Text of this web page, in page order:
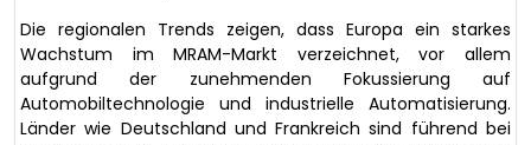
Die regionalen Trends zeigen, dass Europa ein starkes
Wachstum im MRAM-Markt verzeichnet, vor allem
aufgrund der zunehmenden Fokussierung auf
Automobiltechnologie und industrielle Automatisierung.
Länder wie Deutschland und Frankreich sind führend bei